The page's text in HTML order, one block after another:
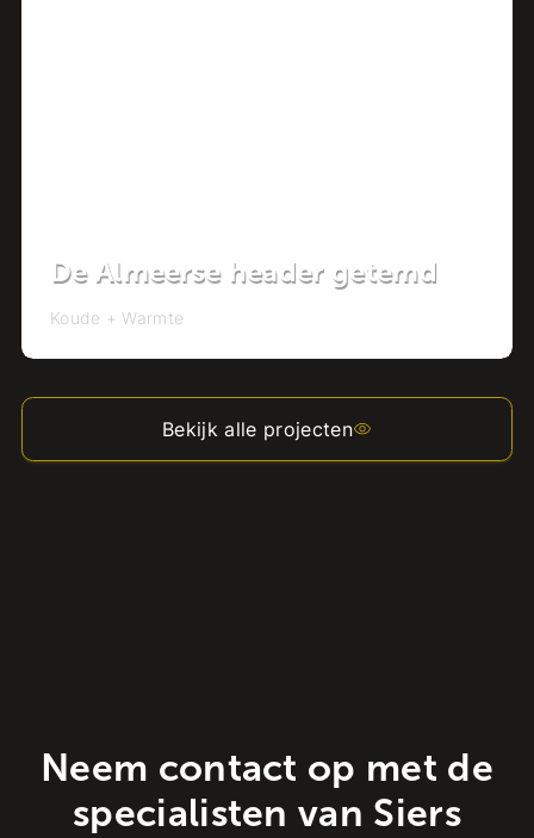
De Almeerse header getemd
Koude + Warmte
Bekijk alle projecten
Neem contact op met de
specialisten van Siers